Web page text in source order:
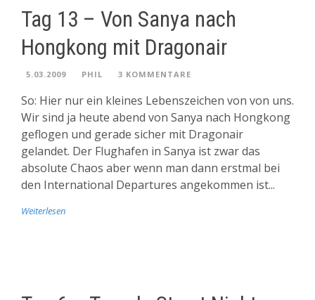
Tag 13 – Von Sanya nach
Hongkong mit Dragonair
5.03.2009 PHIL 3 KOMMENTARE
So: Hier nur ein kleines Lebenszeichen von von uns.
Wir sind ja heute abend von Sanya nach Hongkong
geflogen und gerade sicher mit Dragonair
gelandet. Der Flughafen in Sanya ist zwar das
absolute Chaos aber wenn man dann erstmal bei
den International Departures angekommen ist...
Weiterlesen